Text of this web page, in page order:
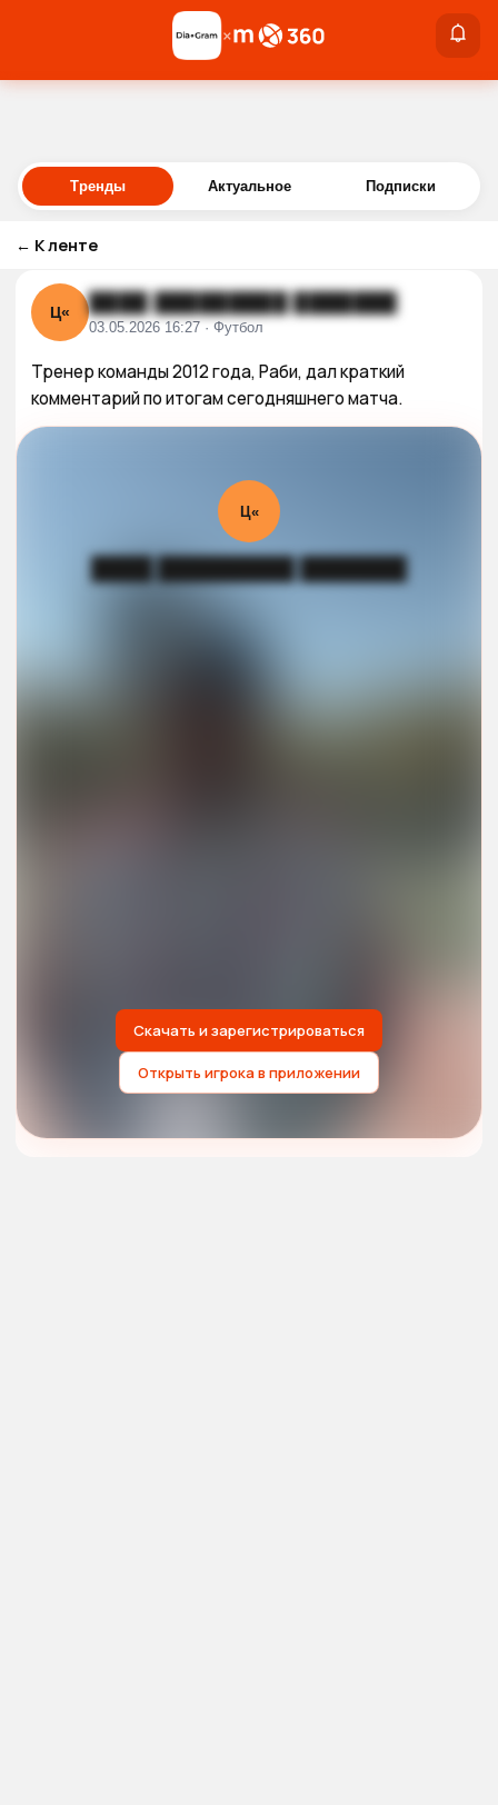
Войти
×
Тренды Актуальное Подписки
← К ленте
Ц« ████ █████████ ███████
03.05.2026 16:27 · Футбол
Тренер команды 2012 года, Раби, дал краткий
комментарий по итогам сегодняшнего матча.
Ц«
████ █████████ ███████
Скачать и зарегистрироваться
Открыть игрока в приложении